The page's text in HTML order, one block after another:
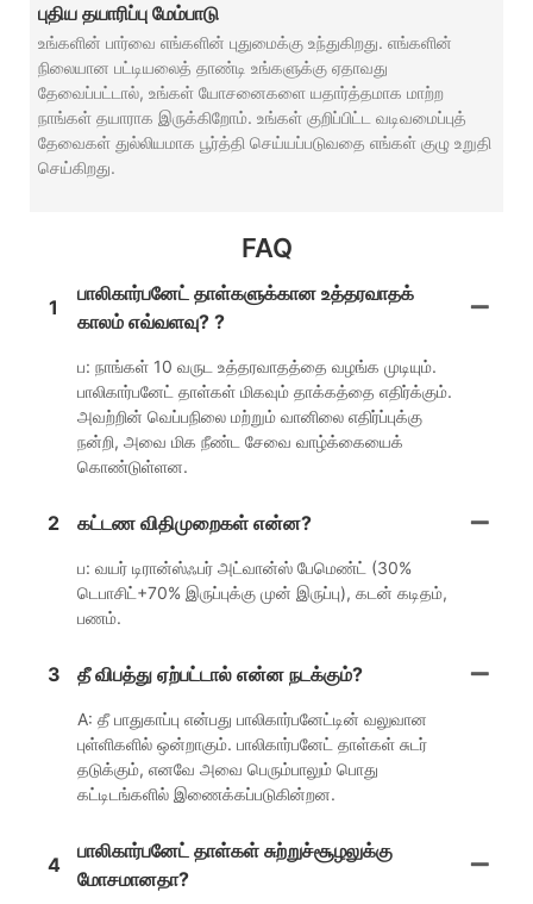
புதிய தயாரிப்பு மேம்பாடு
உங்களின் பார்வை எங்களின் புதுமைக்கு உந்துகிறது. எங்களின்
நிலையான பட்டியலைத் தாண்டி உங்களுக்கு ஏதாவது
தேவைப்பட்டால், உங்கள் யோசனைகளை யதார்த்தமாக மாற்ற
நாங்கள் தயாராக இருக்கிறோம். உங்கள் குறிப்பிட்ட வடிவமைப்புத்
தேவைகள் துல்லியமாக பூர்த்தி செய்யப்படுவதை எங்கள் குழு உறுதி
செய்கிறது.
FAQ
1
பாலிகார்பனேட் தாள்களுக்கான உத்தரவாதக்
காலம் எவ்வளவு? ?
ப: நாங்கள் 10 வருட உத்தரவாதத்தை வழங்க முடியும்.
பாலிகார்பனேட் தாள்கள் மிகவும் தாக்கத்தை எதிர்க்கும்.
அவற்றின் வெப்பநிலை மற்றும் வானிலை எதிர்ப்புக்கு
நன்றி, அவை மிக நீண்ட சேவை வாழ்க்கையைக்
கொண்டுள்ளன.
2 கட்டண விதிமுறைகள் என்ன?
ப: வயர் டிரான்ஸ்ஃபர் அட்வான்ஸ் பேமெண்ட் (30%
டெபாசிட்+70% இருப்புக்கு முன் இருப்பு), கடன் கடிதம்,
பணம்.
3 தீ விபத்து ஏற்பட்டால் என்ன நடக்கும்?
A: தீ பாதுகாப்பு என்பது பாலிகார்பனேட்டின் வலுவான
புள்ளிகளில் ஒன்றாகும். பாலிகார்பனேட் தாள்கள் சுடர்
தடுக்கும், எனவே அவை பெரும்பாலும் பொது
கட்டிடங்களில் இணைக்கப்படுகின்றன.
4
பாலிகார்பனேட் தாள்கள் சுற்றுச்சூழலுக்கு
மோசமானதா?